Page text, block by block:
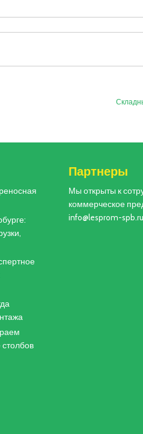
Партнеры
Мы открыты к
коммерческое
info@lesprom-spb.ru